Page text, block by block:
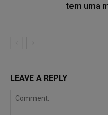
tem uma
LEAVE A REPLY